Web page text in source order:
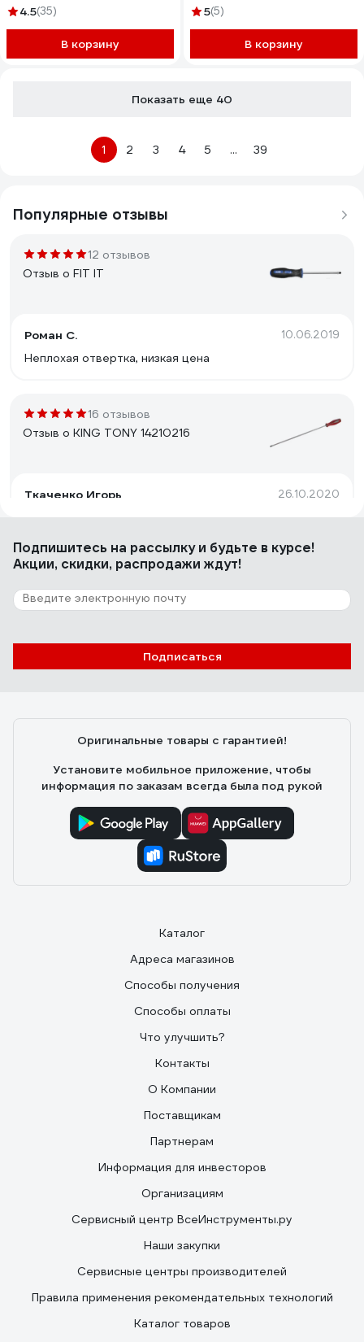
10100(62023)
4.5(35)
В корзину
Pack 1, 26 предметов WE-
5(5)
В корзину
Показать еще 40
1 2 3 4 5 ... 39
Популярные отзывы
12 отзывов
Отзыв о FIT IT
Роман С. 10.06.2019
Неплохая отвертка, низкая цена
16 отзывов
Отзыв о KING TONY 14210216
Ткаченко Игорь 26.10.2020
длина
11 отзывов
Отзыв о KING TONY 14232010
Подпишитесь на рассылкуи будьте в курсе!
Акции, скидки, распродажи ждут!
Подписаться
Оригинальные товары с гарантией!
Установите мобильное приложение, чтобы
информация по заказам всегда была под рукой
Каталог
Адреса магазинов
Способы получения
Способы оплаты
Что улучшить?
Контакты
О Компании
Поставщикам
Партнерам
Информация для инвесторов
Организациям
Сервисный центр ВсеИнструменты.ру
Наши закупки
Сервисные центры производителей
Правила применения рекомендательных технологий
Каталог товаров